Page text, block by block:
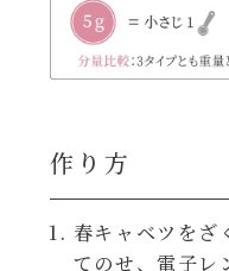
だしまろ麺
おもてなし
BBQ/キャンプ
だしまろ酢
ハコネーゼ 完熟
作り方
春キャベツをざ
てのせ、電子